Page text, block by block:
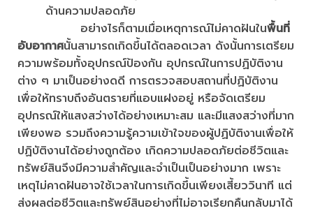
ด้านความปลอดภัย
อย่างไรก็ตามเมื่อเหตุการณ์ไม่คาดฝันในพื้นที่
อับอากาศนั้นสามารถเกิดขึ้นได้ตลอดเวลา ดังนั้นการเตรียม
ความพร้อมทั้งอุปกรณ์ป้องกัน อุปกรณ์ในการปฏิบัติงาน
ต่าง ๆ มาเป็นอย่างดดี การตรวจสอบสถานที่ปฏิบัติงาน
เพื่อให้ทราบถึงอันตรายที่แอบแฝงอยู่ หรือจัดเตรียม
อุปกรณ์ให้แสงสว่างได้อย่างเหมาะสม และมีแสงสว่างที่มาก
เพียงพอ รวมถึงความรู้ความเข้าใจของผู้ปฏิบัติงานเพื่อให้
ปฏิบัติงานได้อย่างถูกต้อง เกิดความปลอดภัยต่อชีวิตและ
ทรัพย์สินจึงมีความสำคัญและจำเป็นเป็นอย่างมาก เพราะ
เหตุไม่คาดฝันอาจใช้เวลาในการเกิดขึ้นเพียงเสี้ยววินาที แต่
ส่งผลต่อชีวิตและทรัพย์สินอย่างที่ไม่อาจเรียกคืนกลับมาได้